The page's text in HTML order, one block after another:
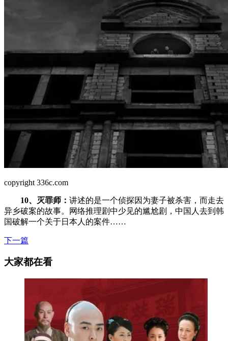
copyright 336c.com
10、灭罪师： 讲述的是一个侦探因为妻子被杀害，而走去
异乡破案的故事。网络推理剧中少见的尴尬剧，中国人去到韩
国破解一个关于日本人的案件……
下一篇
大家都在看